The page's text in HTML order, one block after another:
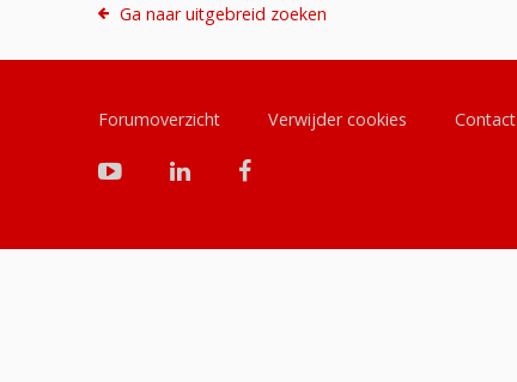
Ga naar uitgebreid zoeken
Forumoverzicht Verwijder cookies Contact